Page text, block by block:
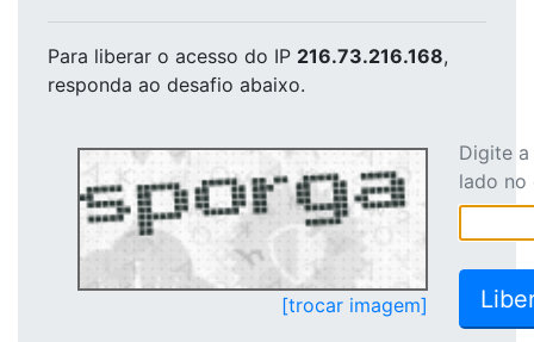
Para liberar o acesso do IP 216.73.216.168,
responda ao desafio abaixo.
[trocar imagem]
Digite
lado no